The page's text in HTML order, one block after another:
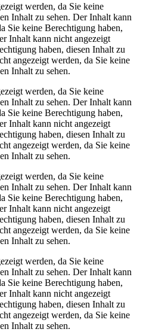
werden, da Sie keine
Inhalt zu sehen. Der Inhalt kann
Sie keine Berechtigung haben,
Inhalt kann nicht angezeigt
haben, diesen Inhalt zu
angezeigt werden, da Sie keine
Inhalt zu sehen.
werden, da Sie keine
Inhalt zu sehen. Der Inhalt kann
Sie keine Berechtigung haben,
Inhalt kann nicht angezeigt
haben, diesen Inhalt zu
angezeigt werden, da Sie keine
Inhalt zu sehen.
werden, da Sie keine
Inhalt zu sehen. Der Inhalt kann
Sie keine Berechtigung haben,
Inhalt kann nicht angezeigt
haben, diesen Inhalt zu
angezeigt werden, da Sie keine
Inhalt zu sehen.
werden, da Sie keine
Inhalt zu sehen. Der Inhalt kann
Sie keine Berechtigung haben,
Inhalt kann nicht angezeigt
haben, diesen Inhalt zu
angezeigt werden, da Sie keine
Inhalt zu sehen.